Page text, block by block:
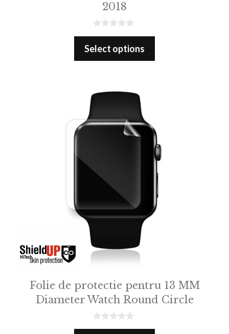
2018
0
u
Select options
Folie de protectie pentru 13 MM
Diameter Watch Round Circle
0